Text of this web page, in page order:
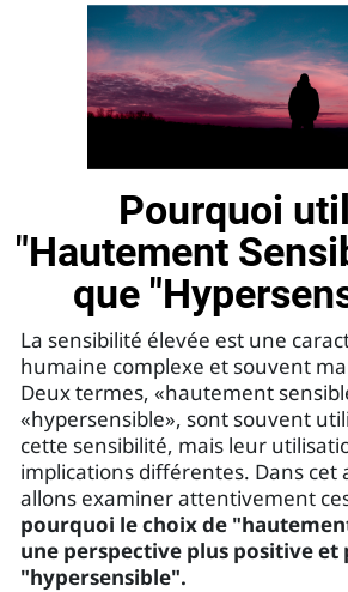
Pourquoi
"Hautement
que
La sensibilité élevée est une
humaine complexe et souvent
Deux termes, «hautement
«hypersensible», sont souvent
cette sensibilité, mais leur
implications différentes. Dans cet
allons examiner attentivement
pourquoi le choix de
une perspective plus positive et
"hypersensible".